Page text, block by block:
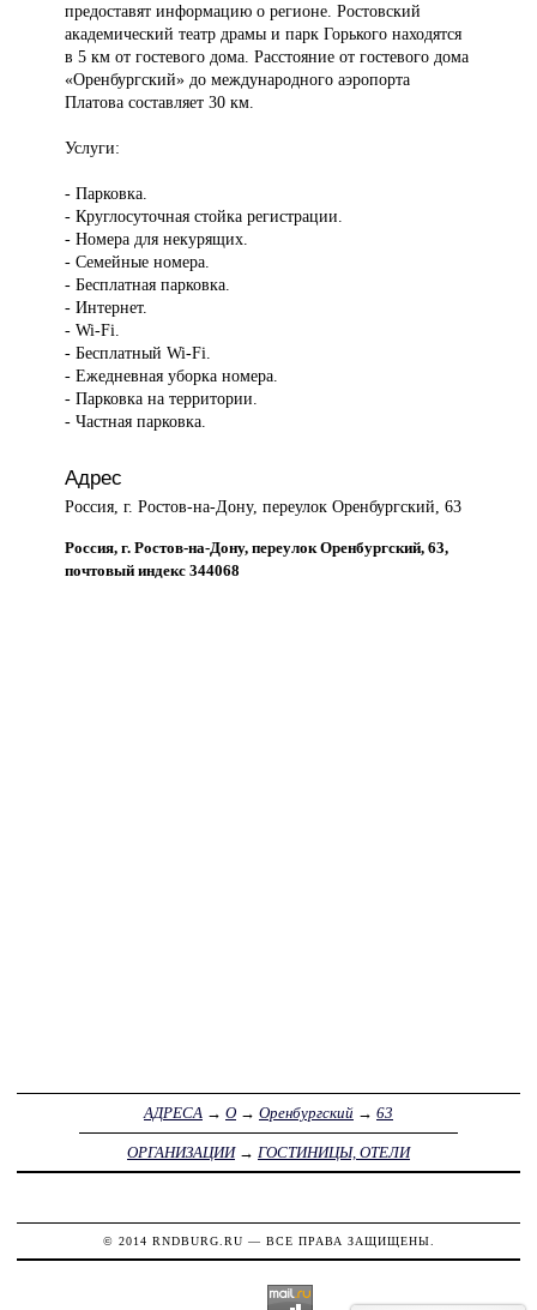
предоставят информацию о регионе. Ростовский
академический театр драмы и парк Горького находятся
в 5 км от гостевого дома. Расстояние от гостевого дома
«Оренбургский» до международного аэропорта
Платова составляет 30 км.
Услуги:
- Парковка.
- Круглосуточная стойка регистрации.
- Номера для некурящих.
- Семейные номера.
- Бесплатная парковка.
- Интернет.
- Wi-Fi.
- Бесплатный Wi-Fi.
- Ежедневная уборка номера.
- Парковка на территории.
- Частная парковка.
Адрес
Россия, г. Ростов-на-Дону, переулок Оренбургский, 63
Россия, г. Ростов-на-Дону, переулок Оренбургский, 63,
почтовый индекс 344068
АДРЕСА → О → Оренбургский → 63
ОРГАНИЗАЦИИ→ ГОСТИНИЦЫ, ОТЕЛИ
© 2014 RNDBURG.RU — ВСЕ ПРАВА ЗАЩИЩЕНЫ.